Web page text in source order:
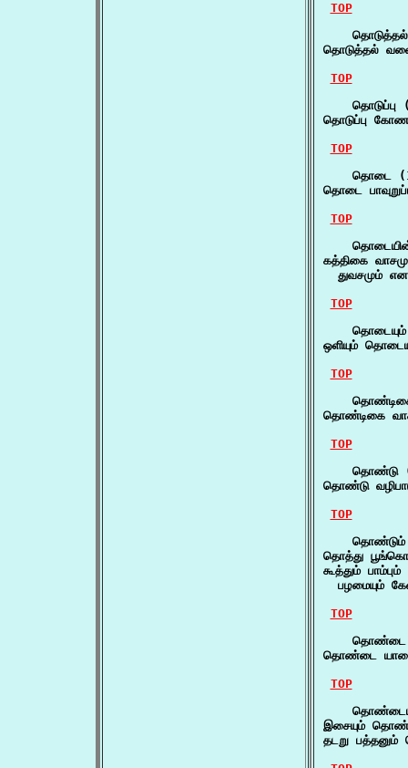
TOP
தொடுத்தல்
TOP
தொடுப்பு
தொடுப்பு
TOP
தொடை
தொடை
TOP
கத்திகை
துவசமும்
TOP
தொடையும்
ஒளியும்
TOP
தொண்டிகை
TOP
தொண்டு
தொண்டு
TOP
தொண்டும்
தொத்து
கூத்தும்
பழமையும்
TOP
தொண்டை
தொண்டை
TOP
இசையும்
தடறு